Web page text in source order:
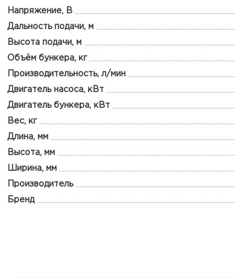
Напряжение, В
Дальность подачи, м
Высота подачи, м
Объём бункера, кг
Производительность, л/мин
Двигатель насоса, кВт
Двигатель бункера, кВт
Вес, кг
Длина, мм
Высота, мм
Ширина, мм
Производитель
Бренд